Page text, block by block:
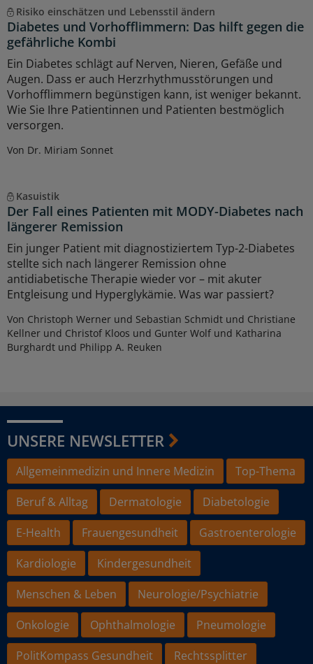
Risiko einschätzen und Lebensstil ändern
Diabetes und Vorhofflimmern: Das hilft gegen die
gefährliche Kombi
Ein Diabetes schlägt auf Nerven, Nieren, Gefäße und
Augen. Dass er auch Herzrhythmusstörungen und
Vorhofflimmern begünstigen kann, ist weniger bekannt.
Wie Sie Ihre Patientinnen und Patienten bestmöglich
versorgen.
Von Dr. Miriam Sonnet
Kasuistik
Der Fall eines Patienten mit MODY-Diabetes nach
längerer Remission
Ein junger Patient mit diagnostiziertem Typ-2-Diabetes
stellte sich nach längerer Remission ohne
antidiabetische Therapie wieder vor – mit akuter
Entgleisung und Hyperglykämie. Was war passiert?
Von Christoph Werner und Sebastian Schmidt und Christiane
Kellner und Christof Kloos und Gunter Wolf und Katharina
Burghardt und Philipp A. Reuken
UNSERE NEWSLETTER
Allgemeinmedizin und Innere Medizin
Top-Thema
Beruf & Alltag
Dermatologie
Diabetologie
E-Health
Frauengesundheit
Gastroenterologie
Kardiologie
Kindergesundheit
Menschen & Leben
Neurologie/Psychiatrie
Onkologie
Ophthalmologie
Pneumologie
PolitKompass Gesundheit
Rechtssplitter